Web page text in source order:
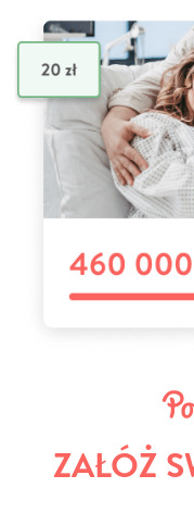
ZAŁÓŻ